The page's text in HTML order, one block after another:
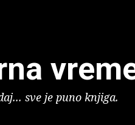
sve je puno knjiga.